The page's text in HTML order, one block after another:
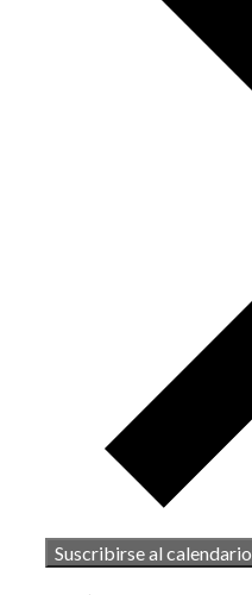
Suscribirse al calendario